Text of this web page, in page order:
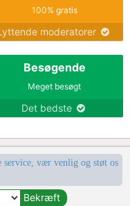
100% gratis
moderatorer
Besøgende
Meget besøgt
Det bedste
service, vær venlig og støt os